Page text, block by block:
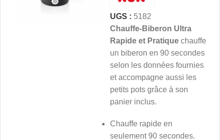
UGS : 5182
Chauffe-Biberon Ultra
Rapide et Pratique chauffe
un biberon en 90 secondes
selon les données fournies
et accompagne aussi les
petits pots grâce à son
panier inclus.
Chauffe rapide en
seulement 90 secondes.